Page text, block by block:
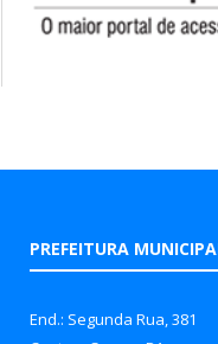
PREFEITURA
End.: Segunda Rua, 381